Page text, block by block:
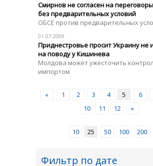
Смирнов не согласен на
без предварительных условий
ОБСЕ против предварительных
01.07.2009
Приднестровье просит Украину не
на поводу у Кишинева
Молдова может ужесточить
импортом
« 1 2 3 4 5 6
10
11 12 »
10 25 50 100 200
Фильтр по дате